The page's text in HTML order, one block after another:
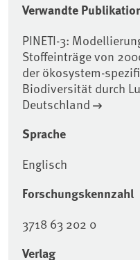
Verwandte
PINETI-3:
Stoffeinträge von
der ökosystem-
Biodiversität durch
Deutschland
Sprache
Englisch
Forschungskennzahl
3718 63 202 0
Verlag